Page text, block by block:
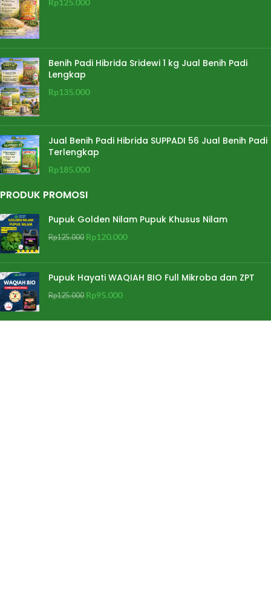
Rp125.000
Benih Padi Hibrida Sridewi 1 kg Jual Benih Padi
Lengkap
Rp135.000
Jual Benih Padi Hibrida SUPPADI 56 Jual Benih Padi
Terlengkap
Rp185.000
PRODUK PROMOSI
Pupuk Golden Nilam Pupuk Khusus Nilam
Rp125.000 Rp120.000
Pupuk Hayati WAQIAH BIO Full Mikroba dan ZPT
Rp125.000 Rp95.000